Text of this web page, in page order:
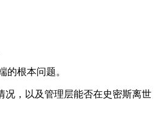
根本问题。
况，以及管理层能否在史密斯离世